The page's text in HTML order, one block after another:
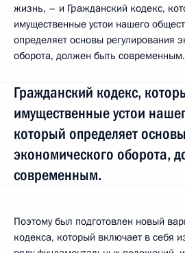
жизнь, – и Гражданский кодекс,
имущественные устои нашего
определяет основы регулирования
оборота, должен быть современным.
Гражданский кодекс,
имущественные устои
который определяет
экономического оборота,
современным.
Поэтому был подготовлен новый
кодекса, который включает в себя